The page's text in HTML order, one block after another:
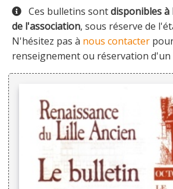
Ces bulletins sontdisponibles à
de l'association, sous réserve de
N'hésitez pas à nous contacter
renseignement ou réservation d'un